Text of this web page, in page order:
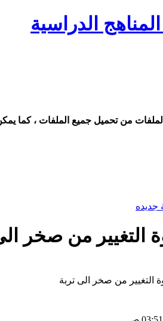
الدراسية
من تحميل جميع الملفات ، كما
من صخر
من صخر الى تربة